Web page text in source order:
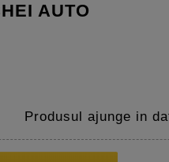
AUTO
Produsul ajunge in